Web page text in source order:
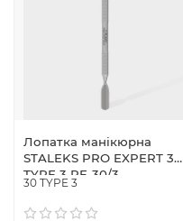
Лопатка манікюрна
STALEKS PRO EXPERT 30
TYPE 3 PE-30/3
30 TYPE 3